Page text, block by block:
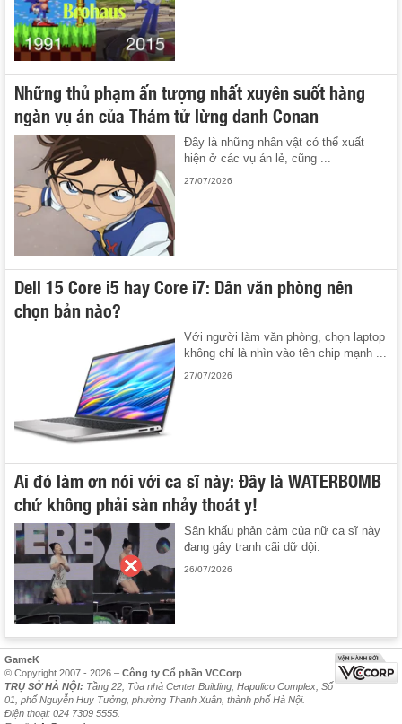
Những thủ phạm ấn tượng nhất xuyên suốt hàng
ngàn vụ án của Thám tử lừng danh Conan
Đây là những nhân vật có thể xuất
hiện ở các vụ án lẻ, cũng ...
27/07/2026
Dell 15 Core i5 hay Core i7: Dân văn phòng nên
chọn bản nào?
Với người làm văn phòng, chọn laptop
không chỉ là nhìn vào tên chip mạnh ...
27/07/2026
Ai đó làm ơn nói với ca sĩ này: Đây là WATERBOMB
chứ không phải sàn nhảy thoát y!
Sân khấu phản cảm của nữ ca sĩ này
đang gây tranh cãi dữ dội.
26/07/2026
GameK
© Copyright 2007 - 2026 – Công ty Cổ phần VCCorp
TRỤ SỞ HÀ NỘI: Tầng 22, Tòa nhà Center Building, Hapulico Complex, Số
01, phố Nguyễn Huy Tưởng, phường Thanh Xuân, thành phố Hà Nội.
Điện thoại: 024 7309 5555.